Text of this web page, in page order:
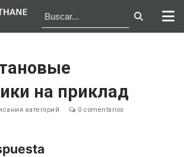
на приклад
категорий 0 comentarios